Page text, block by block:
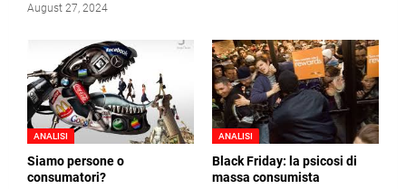
August 27, 2024
ANALISI
Siamo persone o
consumatori?
ANALISI
Black Friday: la psicosi di
massa consumista